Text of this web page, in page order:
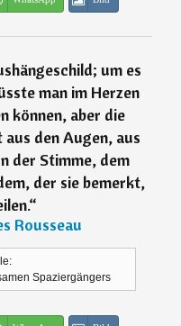
um es
man im Herzen
können, aber die
den Augen, aus
der Stimme, dem
der sie bemerkt,
“
Rousseau
Spaziergängers